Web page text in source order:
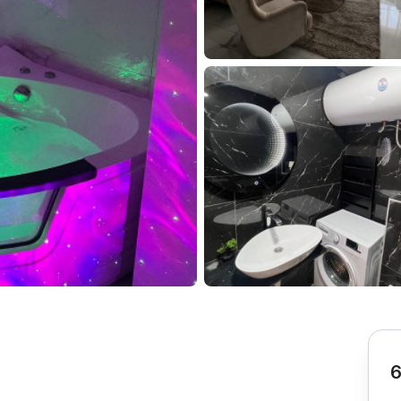
Subotica Nova Varoš Valjevo
Kruševac Pirot
Pazar Zrenjanin Vršac
Gornji Milanovac Raška Leskovac
Bor Požarevac Senta
Sremska
Mitrovica
Ljubovija
Bela Crkva Negotin